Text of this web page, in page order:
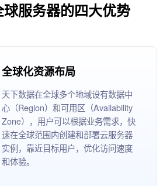
服务器的四大优势
全球化资源布局
天下数据在全球多个地域设有数据中
心（Region）和可用区（Availability
Zone），用户可以根据业务需求，快
速在全球范围内创建和部署云服务器
实例，靠近目标用户，优化访问速度
和体验。